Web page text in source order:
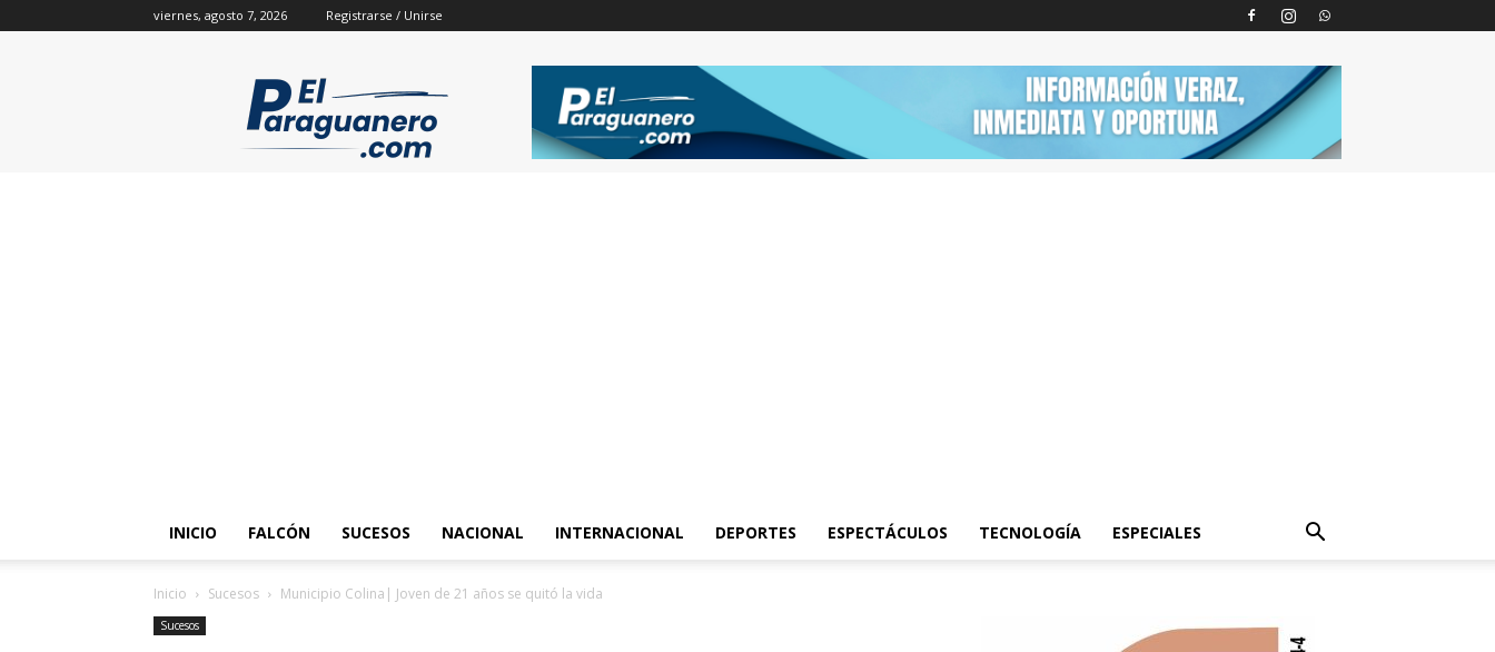
viernes, agosto 7, 2026 Registrarse / Unirse
INICIO FALCÓN SUCESOS NACIONAL INTERNACIONAL DEPORTES ESPECTÁCULOS TECNOLOGÍA ESPECIALES
Inicio Sucesos Municipio Colina| Joven de 21 años se quitó la vida
Sucesos